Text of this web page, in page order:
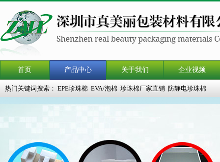
首页 产品中心 关于我们 企业视频
热门关键词搜索： EPE珍珠棉 EVA/泡棉 珍珠棉厂家直销 防静电珍珠棉